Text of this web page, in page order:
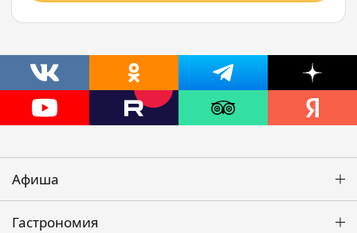
Афиша
Гастрономия